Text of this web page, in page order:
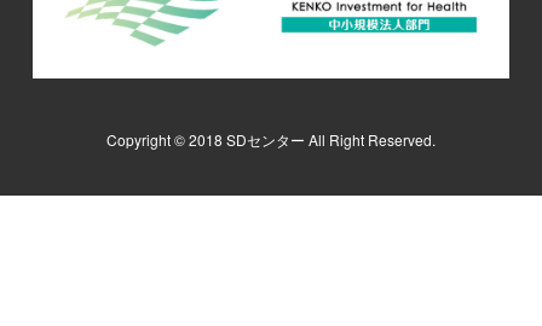
Copyright © 2018 SDセンター All Right Reserved.